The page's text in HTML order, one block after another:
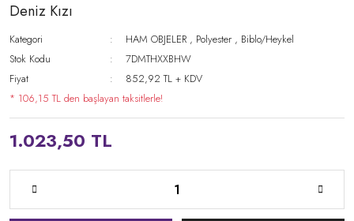
Deniz Kızı
Kategori HAM OBJELER , Polyester , Biblo/Heykel
Stok Kodu
7DMTHXXBHW
Fiyat
852,92 TL + KDV
* 106,15 TL den başlayan taksitlerle!
1.023,50 TL